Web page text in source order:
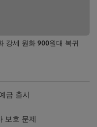
강세 원화 900원대 복귀
금 출시
보호 문제